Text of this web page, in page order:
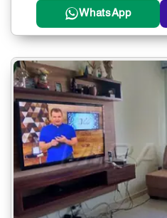
WhatsApp